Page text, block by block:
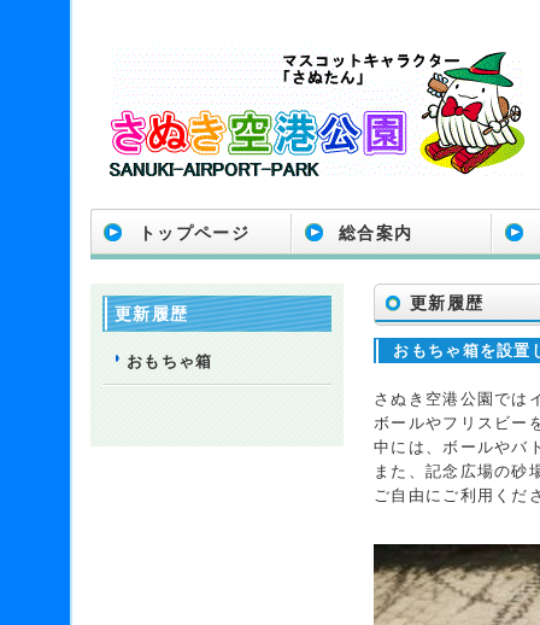
トップページ 総合案内
更新履歴
おもちゃ箱を設置
さぬき空港公園では
ボールやフリスビー
中には、ボールやバ
また、記念広場の砂
ご自由にご利用くだ
更新履歴
おもちゃ箱